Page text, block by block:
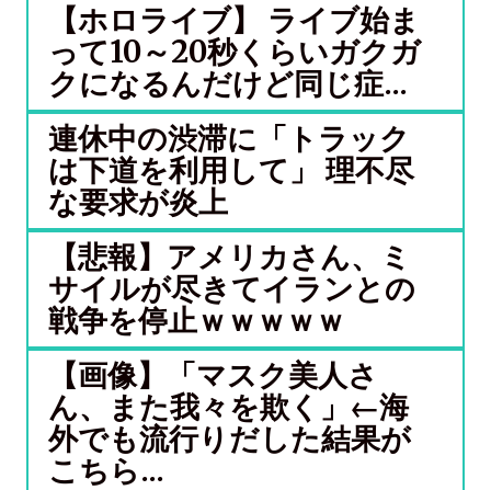
【ホロライブ】 ライブ始ま
って10～20秒くらいガクガ
クになるんだけど同じ症...
連休中の渋滞に「トラック
は下道を利用して」 理不尽
な要求が炎上
【悲報】アメリカさん、ミ
サイルが尽きてイランとの
戦争を停止ｗｗｗｗｗ
【画像】「マスク美人さ
ん、また我々を欺く」←海
外でも流行りだした結果が
こちら...